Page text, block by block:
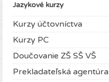
Jazykové kurzy
Kurzy účtovníctva
Kurzy PC
Doučovanie ZŠ SŠ VŠ
Prekladateľská agentúra